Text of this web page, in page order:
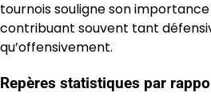
tournois souligne son importance
contribuant souvent tant
qu’offensivement.
Repères statistiques par